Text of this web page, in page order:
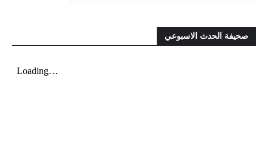
صحيفة الحدث الاسبوعي